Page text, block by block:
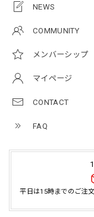
NEWS
COMMUNITY
メンバーシップ
マイページ
CONTACT
FAQ
平日は15時までのご注